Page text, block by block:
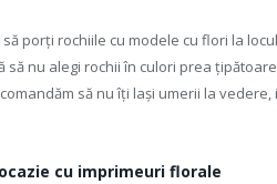
porți rochiile cu modele cu flori la
să nu alegi rochii în culori prea
să nu îți lași umerii la
cu imprimeuri florale